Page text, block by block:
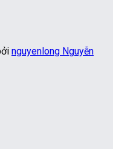
nguyenlong Nguyễn